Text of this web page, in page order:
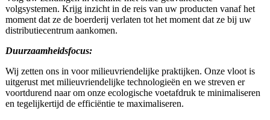
volgsystemen. Krijg inzicht in de reis van uw producten vanaf het
moment dat ze de boerderij verlaten tot het moment dat ze bij uw
distributiecentrum aankomen.
Duurzaamheidsfocus:
Wij zetten ons in voor milieuvriendelijke praktijken. Onze vloot is
uitgerust met milieuvriendelijke technologieën en we streven er
voortdurend naar om onze ecologische voetafdruk te minimaliseren
en tegelijkertijd de efficiëntie te maximaliseren.